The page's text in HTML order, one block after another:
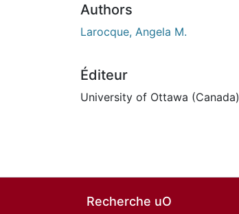
Authors
Larocque, Angela M.
Éditeur
University of Ottawa (Canada)
Recherche uO